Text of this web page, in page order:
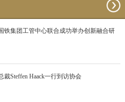
铁集团工管中心联合成功举办创新融合研
裁Steffen Haack一行到访协会